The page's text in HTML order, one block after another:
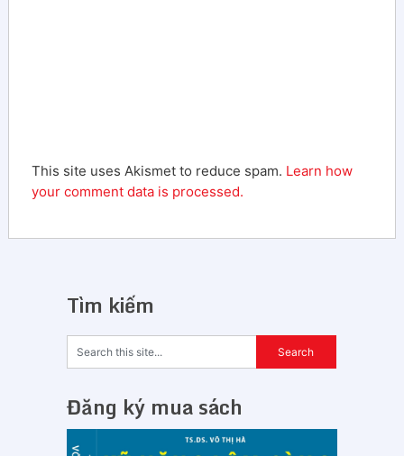
This site uses Akismet to reduce spam. Learn how
your comment data is processed.
Tìm kiếm
Đăng ký mua sách